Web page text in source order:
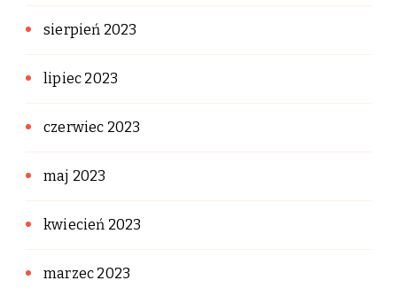
sierpień 2023
lipiec 2023
czerwiec 2023
maj 2023
kwiecień 2023
marzec 2023